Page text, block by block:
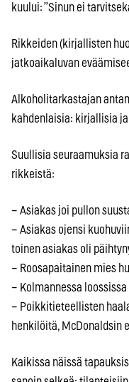
kuului: ”Sinun ei
Rikkeiden (kirjallisten
jatkoaikaluvan
Alkoholitarkastajan
kahdenlaisia: kirjallisia
Suullisia seuraamuksia
rikkeistä:
– Asiakas joi pullon
– Asiakas ojensi
toinen asiakas oli
– Roosapaitainen mies
– Kolmannessa
– Poikkitieteellisten
henkilöitä, McDonaldsin
Kaikissa näissä